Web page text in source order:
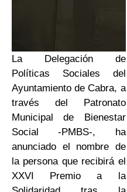
La Delegación de
Políticas Sociales del
Ayuntamiento de Cabra, a
través del Patronato
Municipal de Bienestar
Social -PMBS-, ha
anunciado el nombre de
la persona que recibirá el
XXVI Premio a la